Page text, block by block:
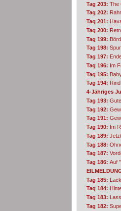
Tag 203: The
Tag 202:
Tag 201:
Tag 200:
Tag 199:
Tag 198:
Tag 197:
Tag 196: Im
Tag 195:
Tag 194:
4-Jähriges
Tag 193:
Tag 192:
Tag 191:
Tag 190: Im
Tag 189:
Tag 188:
Tag 187:
Tag 186: Auf
Tag 185:
Tag 184:
Tag 183:
Tag 182: